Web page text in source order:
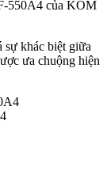
550A4 của KOM
khác biệt giữa
ưa chuộng hiện